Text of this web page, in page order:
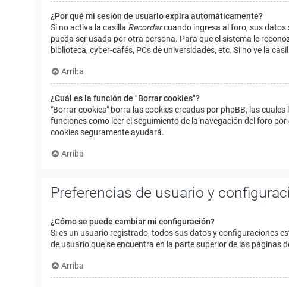
¿Por qué mi sesión de usuario expira automáticamente?
Si no activa la casilla Recordarcuando ingresa al foro, sus datos
pueda ser usada por otra persona. Para que el sistema le
biblioteca, cyber-cafés, PCs de universidades, etc. Si no ve la
Arriba
¿Cuál es la función de "Borrar cookies"?
"Borrar cookies" borra las cookies creadas por phpBB, las
funciones como leer el seguimiento de la navegación del foro
cookies seguramente ayudará.
Arriba
Preferencias de usuario y
¿Cómo se puede cambiar mi configuración?
Si es un usuario registrado, todos sus datos y configuraciones
de usuario que se encuentra en la parte superior de las
Arriba